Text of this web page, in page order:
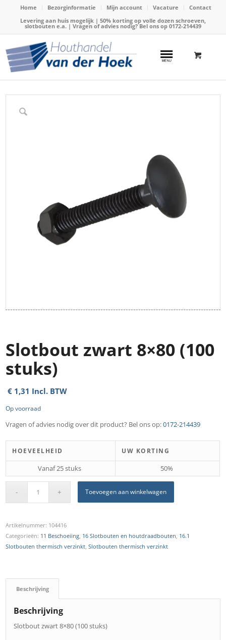
Home Bezorginformatie Mijn account Vacature
Contact
Levering aan huis mogelijk | 50% korting op volle dozen schroeven,
slotbouten e.a. | Vragen of advies nodig? Bel ons op 0172-214439
Home / Webshop / Slotbouten en houtdraadbouten
Slotbouten thermisch verzinkt / Slotbout zwart 8×(stuks)
Slotbout zwart 8×80 (100
stuks)
€ 1,31 Incl. BTW
Op voorraad
Vragen of advies nodig over dit product? Bel ons op:0172-214439
HOEVEELHEID UW KORTING
Vanaf 25 stuks 50%
Toevoegen aan winkelwagen
Artikelnummer: 104416
Categorieën: 11 Beschoeiing 16 Slotbouten en houtdraadbouten 16.1
Slotbouten thermisch verzinkt ,Slotbouten thermisch verzinkt
Beschrijving
Beschrijving
Slotbout zwart 8×80 (100 stuks)